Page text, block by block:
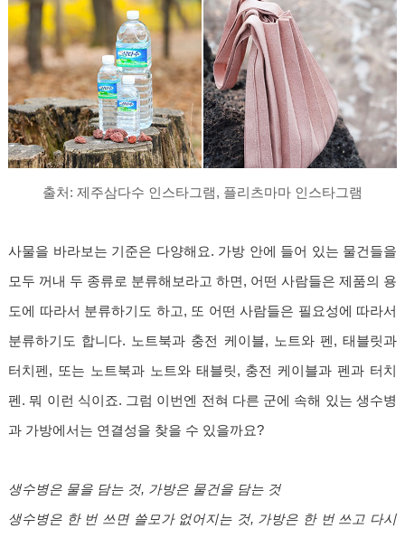
출처: 제주삼다수 인스타그램, 플리츠마마 인스타그램
사물을 바라보는 기준은 다양해요. 가방 안에 들어 있는 물건들을
모두 꺼내 두 종류로 분류해보라고 하면, 어떤 사람들은 제품의 용
도에 따라서 분류하기도 하고, 또 어떤 사람들은 필요성에 따라서
분류하기도 합니다. 노트북과 충전 케이블, 노트와 펜, 태블릿과
터치펜, 또는 노트북과 노트와 태블릿, 충전 케이블과 펜과 터치
펜. 뭐 이런 식이죠. 그럼 이번엔 전혀 다른 군에 속해 있는 생수병
과 가방에서는 연결성을 찾을 수 있을까요?
생수병은 물을 담는 것, 가방은 물건을 담는 것
생수병은 한 번 쓰면 쓸모가 없어지는 것, 가방은 한 번 쓰고 다시